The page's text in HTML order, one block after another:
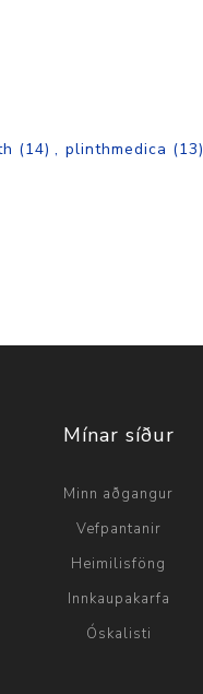
(14) , plinthmedica (13)
Mínar síður
Minn aðgangur
Vefpantanir
Heimilisföng
Innkaupakarfa
Óskalisti